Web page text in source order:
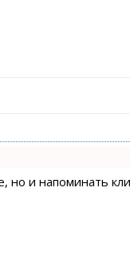
но и напоминать